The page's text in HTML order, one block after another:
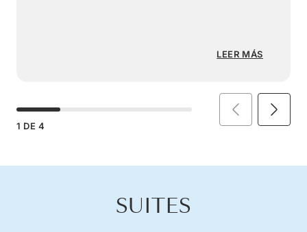
LEER MÁS
1 DE 4
SUITES